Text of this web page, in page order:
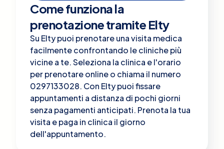
Come funziona la
prenotazione tramite Elty
Su Elty puoi prenotare una visita medica
facilmente confrontando le cliniche più
vicine a te. Seleziona la clinica e l'orario
per prenotare online o chiama il numero
0297133028. Con Elty puoi fissare
appuntamenti a distanza di pochi giorni
senza pagamenti anticipati. Prenota la tua
visita e paga in clinica il giorno
dell'appuntamento.